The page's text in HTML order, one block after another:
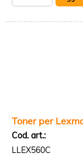
Toner per
Cod. art.:
LLEX560C